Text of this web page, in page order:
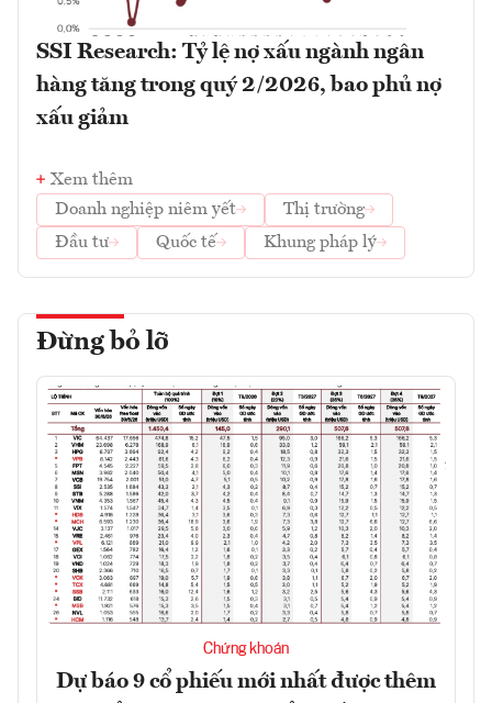
SSI Research: Tỷ lệ nợ xấu ngành ngân
hàng tăng trong quý 2/2026, bao phủ nợ
xấu giảm
Xem thêm
Doanh nghiệp niêm yết
Thị trường
Đầu tư
Quốc tế Khung pháp lý
Đừng bỏ lỡ
Chứng khoán
Dự báo 9 cổ phiếu mới nhất được thêm